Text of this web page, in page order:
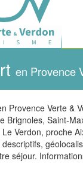
en Provence
Provence Verte &
Brignoles, Saint-
Verdon, proche
séjour.